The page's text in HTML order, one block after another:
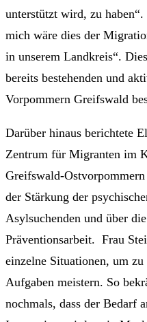
unterstützt wird, zu
mich wäre dies der
in unserem Landkreis“.
bereits bestehenden und
Vorpommern Greifswald
Darüber hinaus berichtete
Zentrum für Migranten im
Greifswald-
der Stärkung der
Asylsuchenden und über
Präventionsarbeit. Frau
einzelne Situationen, um
Aufgaben meistern. So
nochmals, dass der Bedarf